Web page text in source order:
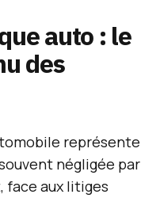
auto : le
des
représente
négligée par
face aux litiges